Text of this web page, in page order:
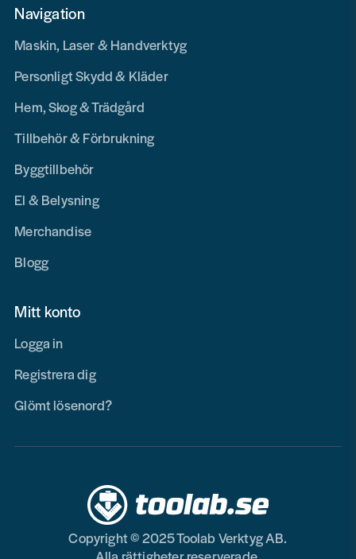
Navigation
Maskin, Laser & Handverktyg
Personligt Skydd & Kläder
Hem, Skog & Trädgård
Tillbehör & Förbrukning
Byggtillbehör
El & Belysning
Merchandise
Blogg
Mitt konto
Logga in
Registrera dig
Glömt lösenord?
Copyright © 2025 Toolab Verktyg AB.